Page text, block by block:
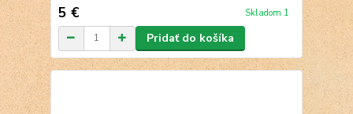
5 € Skladom 1
Pridať do košíka